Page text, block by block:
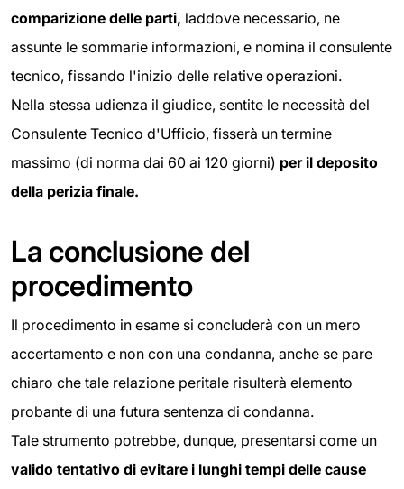
comparizione delle parti, laddove necessario, ne
assunte le sommarie informazioni, e nomina il consulente
tecnico, fissando l'inizio delle relative operazioni.
Nella stessa udienza il giudice, sentite le necessità del
Consulente Tecnico d'Ufficio, fisserà un termine
massimo (di norma dai 60 ai 120 giorni) per il deposito
della perizia finale.
La conclusione del
procedimento
Il procedimento in esame si concluderà con un mero
accertamento e non con una condanna, anche se pare
chiaro che tale relazione peritale risulterà elemento
probante di una futura sentenza di condanna.
Tale strumento potrebbe, dunque, presentarsi come un
valido tentativo di evitare i lunghi tempi delle cause